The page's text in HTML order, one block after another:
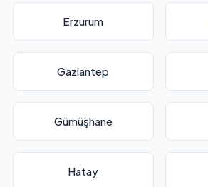
Erzurum
Gaziantep
Gümüşhane
Hatay